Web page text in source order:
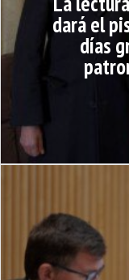
dará el
días